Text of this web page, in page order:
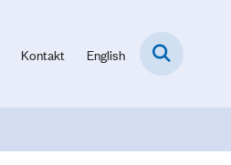
Kontakt English